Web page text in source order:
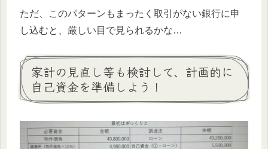
ただ、このパターンもまったく取引がない銀行に申
し込むと、厳しい目で見られるかな…
家計の見直し等も検討して、計画的に
自己資金を準備しよう！